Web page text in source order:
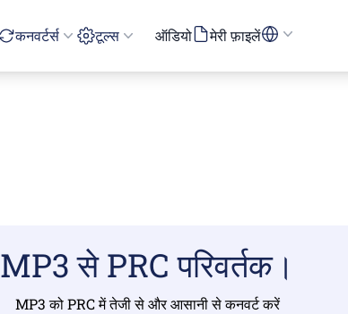
कनवर्टर्स टूल्स ऑडियो मेरी फ़ाइलें
MP3 से PRC परिवर्तक।
MP3 को PRC में तेजी से और आसानी से कनवर्ट करें